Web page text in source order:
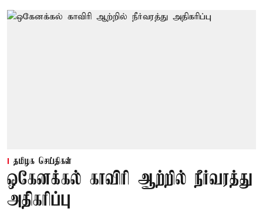
தமிழக செய்திகள்
ஒகேனக்கல் காவிரி ஆற்றில் நீர்வரத்து
அதிகரிப்பு